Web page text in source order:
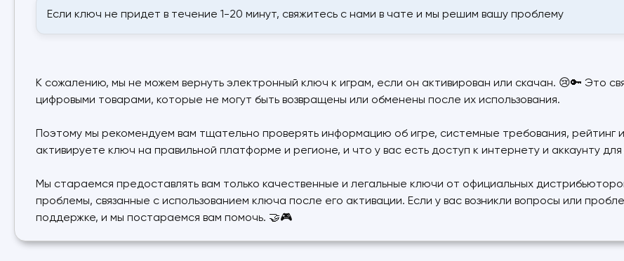
Если ключ не придет в течение 1-20 минут, свяжитесь с нами в чате и мы решим вашу проблему
К сожалению, мы не можем вернуть электронный ключ к играм, если он активирован или скачан. 😢🔑 Это
цифровыми товарами, которые не могут быть возвращены или обменены после их использования.
Поэтому мы рекомендуем вам тщательно проверять информацию об игре, системные требования, рейтинг
активируете ключ на правильной платформе и регионе, и что у вас есть доступ к интернету и аккаунту для
Мы стараемся предоставлять вам только качественные и легальные ключи от официальных
проблемы, связанные с использованием ключа после его активации. Если у вас возникли вопросы или
поддержке, и мы постараемся вам помочь. 🤝🎮